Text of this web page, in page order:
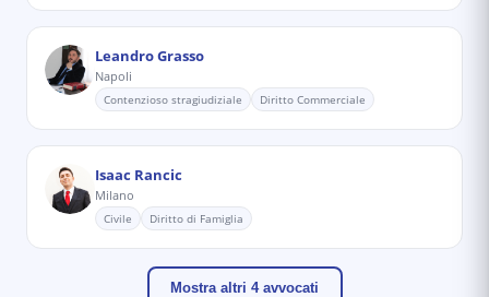
Leandro Grasso
Napoli
Contenzioso stragiudiziale Diritto Commerciale
Isaac Rancic
Milano
Civile Diritto di Famiglia
Mostra altri 4 avvocati